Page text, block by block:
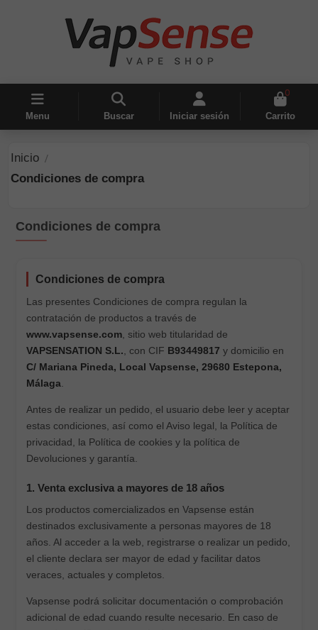
Menu Buscar Iniciar sesión
0
Carrito
Inicio
Condiciones de compra
Condiciones de compra
Condiciones de compra
Las presentes Condiciones de compra regulan la
contratación de productos a través de
www.vapsense.com , sitio web titularidad de
VAPSENSATION S.L. , con CIF B93449817 y domicilio en
C/ Mariana Pineda, Local Vapsense, 29680 Estepona,
Málaga
Antes de realizar un pedido, el usuario debe leer y aceptar
estas condiciones, así como el Aviso legal, la Política de
privacidad, la Política de cookies y la política de
Devoluciones y garantía.
1. Venta exclusiva a mayores de 18 años
Los productos comercializados en Vapsense están
destinados exclusivamente a personas mayores de 18
años. Al acceder a la web, registrarse o realizar un pedido,
el cliente declara ser mayor de edad y facilitar datos
veraces, actuales y completos.
Vapsense podrá solicitar documentación o comprobación
adicional de edad cuando resulte necesario. En caso de